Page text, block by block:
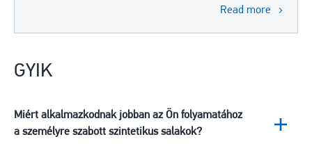
Read more
GYIK
Miért alkalmazkodnak jobban az Ön folyamatához
a személyre szabott szintetikus salakok?